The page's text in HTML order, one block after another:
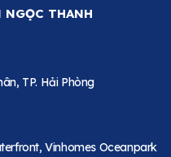
THANH
TP. Hải Phòng
Vinhomes Oceanpark